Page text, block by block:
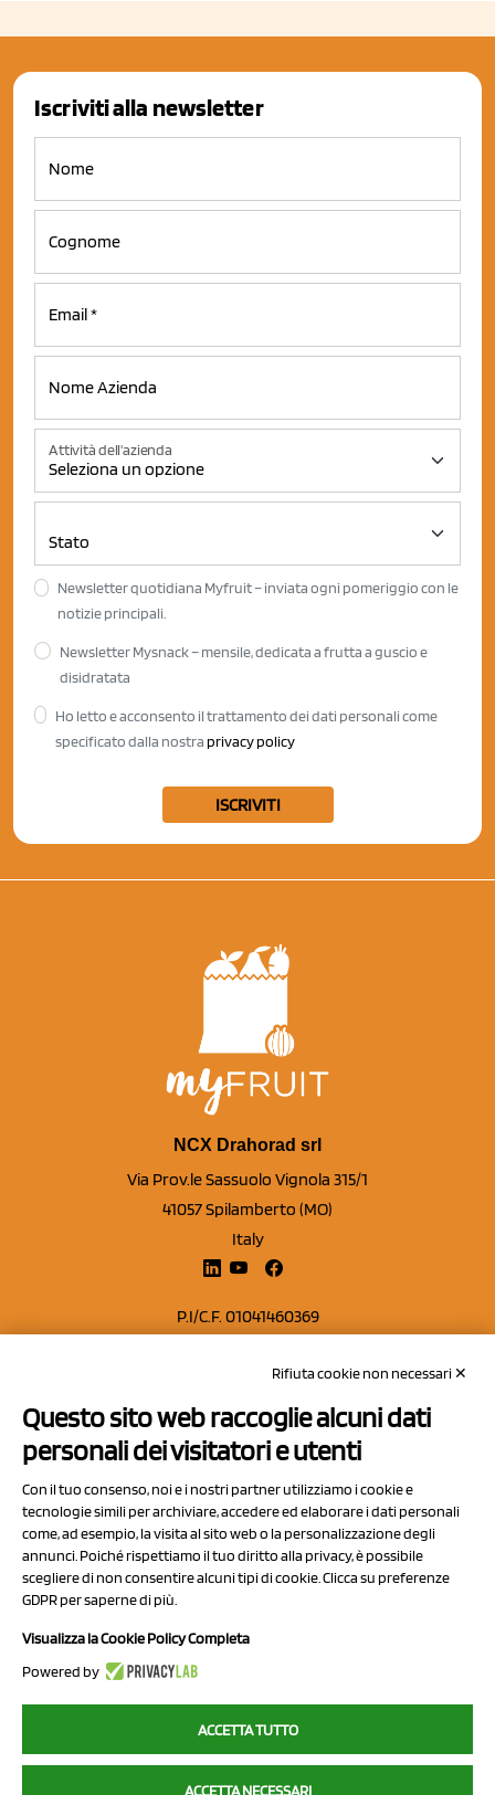
Iscriviti alla newsletter
Attività dell'azienda
Newsletter quotidiana Myfruit – inviata ogni pomeriggio con le
notizie principali.
Newsletter Mysnack – mensile, dedicata a frutta a guscio e
disidratata
Ho letto e acconsento il trattamento dei dati personali come
specificato dalla nostra privacy policy
ISCRIVITI
NCX Drahorad srl
Via Prov.le Sassuolo Vignola 315/1
41057 Spilamberto (MO)
Italy
P.I/C.F. 01041460369
Capitale sociale Euro 50.000,00 i.v.
Contatti
Privacy Policy
Cookie Policy
Chi Siamo
2023 NCX Drahorad srl - All rights reserved
myfruit.it è parte del network diNCX DRAHORAD
Rifiuta cookie non necessari ✕
Questo sito web raccoglie alcuni dati
personali dei visitatori e utenti
Con il tuo consenso, noi e i nostri partner utilizziamo i cookie e
tecnologie simili per archiviare, accedere ed elaborare i dati personali
come, ad esempio, la visita al sito web o la personalizzazione degli
annunci. Poiché rispettiamo il tuo diritto alla privacy, è possibile
scegliere di non consentire alcuni tipi di cookie. Clicca su preferenze
GDPR per saperne di più.
Visualizza la Cookie Policy Completa
Powered by
ACCETTA TUTTO
ACCETTA NECESSARI